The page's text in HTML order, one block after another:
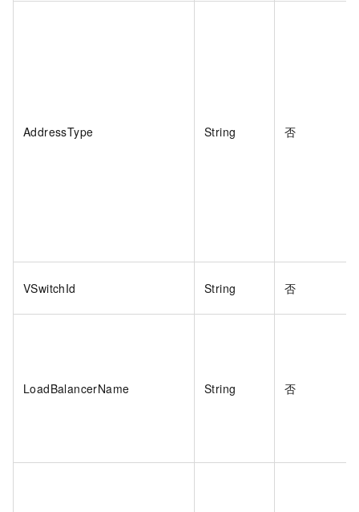
AddressType String 否
VSwitchId String 否
LoadBalancerName String 否